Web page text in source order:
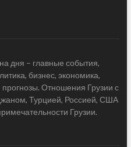
дня – главные события,
бизнес, экономика,
прогнозы. Отношения Грузии с
Турцией, Россией, США
Грузии.